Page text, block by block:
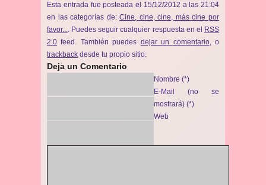
Esta entrada fue posteada el 15/12/2012 a las 21:04
en las categorías de:Cine, cine, cine, más cine por
favor...
. Puedes seguir cualquier respuesta en el RSS
2.0 feed. También puedes dejar un comentario, o
trackback desde tu propio sitio.
Deja un Comentario
Nombre (*)
E-Mail (no se
mostrará) (*)
Web